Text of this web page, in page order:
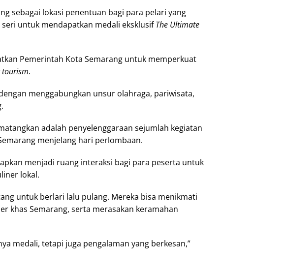
sebagai lokasi penentuan bagi para pelari yang
untuk mendapatkan medali eksklusifThe Ultimate
Pemerintah Kota Semarang untuk memperkuat
.
menggabungkan unsur olahraga, pariwisata,
adalah penyelenggaraan sejumlah kegiatan
menjelang hari perlombaan.
menjadi ruang interaksi bagi para peserta untuk
lokal.
untuk berlari lalu pulang. Mereka bisa menikmati
khas Semarang, serta merasakan keramahan
medali, tetapi juga pengalaman yang berkesan,”